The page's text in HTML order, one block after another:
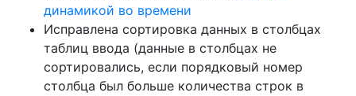
динамикой во времени
Исправлена сортировка данных в столбцах
таблиц ввода (данные в столбцах не
сортировались, если порядковый номер
столбца был больше количества строк в